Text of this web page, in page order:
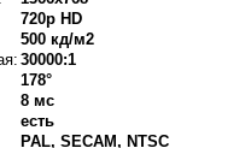
720p HD
500 кд/м2
30000:1
178°
8 мс
есть
PAL, SECAM, NTSC